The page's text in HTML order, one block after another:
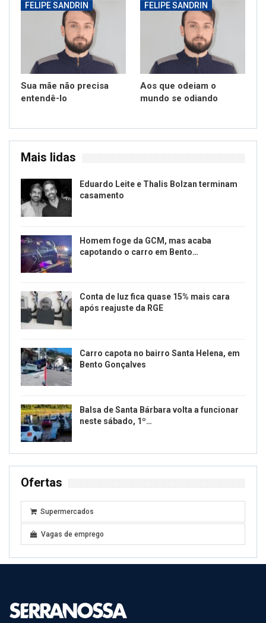
FELIPE SANDRIN
Sua mãe não precisa
entendê-lo
FELIPE SANDRIN
Aos que odeiam o
mundo se odiando
Mais lidas
Eduardo Leite e Thalis Bolzan terminam
casamento
Homem foge da GCM, mas acaba
capotando o carro em Bento…
Conta de luz fica quase 15% mais cara
após reajuste da RGE
Carro capota no bairro Santa Helena, em
Bento Gonçalves
Balsa de Santa Bárbara volta a funcionar
neste sábado, 1º…
Ofertas
Supermercados
Vagas de emprego